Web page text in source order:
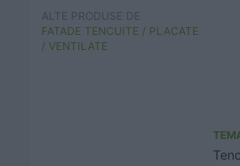
ALTE PRODUSE DE
FATADE TENCUITE / PLACATE
/ VENTILATE